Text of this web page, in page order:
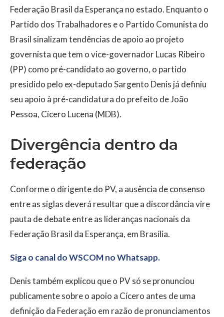
Federação Brasil da Esperança no estado. Enquanto o
Partido dos Trabalhadores e o Partido Comunista do
Brasil sinalizam tendências de apoio ao projeto
governista que tem o vice-governador Lucas Ribeiro
(PP) como pré-candidato ao governo, o partido
presidido pelo ex-deputado Sargento Denis já definiu
seu apoio à pré-candidatura do prefeito de João
Pessoa, Cícero Lucena (MDB).
Divergência dentro da
federação
Conforme o dirigente do PV, a ausência de consenso
entre as siglas deverá resultar que a discordância vire
pauta de debate entre as lideranças nacionais da
Federação Brasil da Esperança, em Brasília.
Siga o canal do WSCOM no Whatsapp.
Denis também explicou que o PV só se pronunciou
publicamente sobre o apoio a Cícero antes de uma
definição da Federação em razão de pronunciamentos